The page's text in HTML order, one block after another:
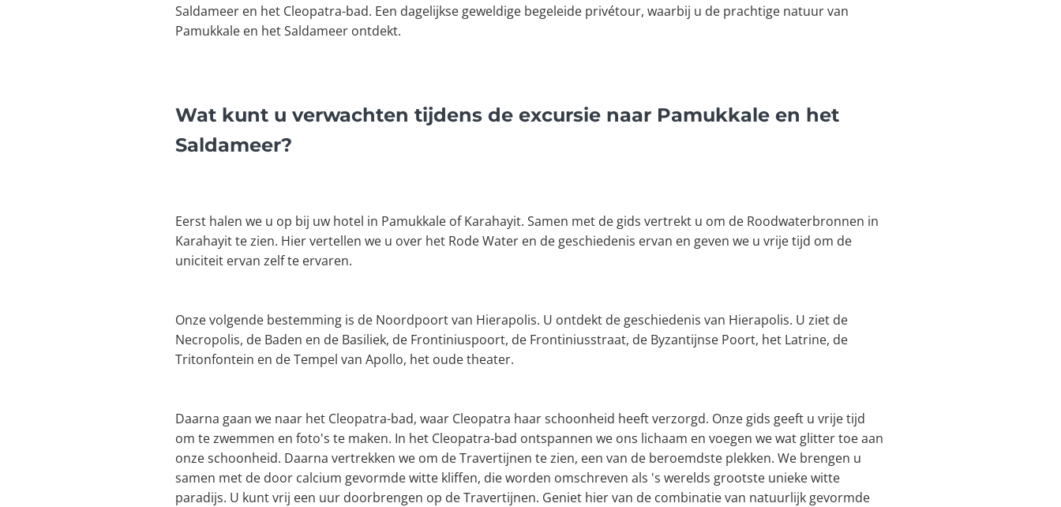
Saldameer en het Cleopatra-bad. Een dagelijkse geweldige begeleide privétour, waarbij u de prachtige natuur van
Pamukkale en het Saldameer ontdekt.
Wat kunt u verwachten tijdens de excursie naar Pamukkale en het
Saldameer?
Eerst halen we u op bij uw hotel in Pamukkale of Karahayit. Samen met de gids vertrekt u om de Roodwaterbronnen in
Karahayit te zien. Hier vertellen we u over het Rode Water en de geschiedenis ervan en geven we u vrije tijd om de
uniciteit ervan zelf te ervaren.
Onze volgende bestemming is de Noordpoort van Hierapolis. U ontdekt de geschiedenis van Hierapolis. U ziet de
Necropolis, de Baden en de Basiliek, de Frontiniuspoort, de Frontiniusstraat, de Byzantijnse Poort, het Latrine, de
Tritonfontein en de Tempel van Apollo, het oude theater.
Daarna gaan we naar het Cleopatra-bad, waar Cleopatra haar schoonheid heeft verzorgd. Onze gids geeft u vrije tijd
om te zwemmen en foto's te maken. In het Cleopatra-bad ontspannen we ons lichaam en voegen we wat glitter toe aan
onze schoonheid. Daarna vertrekken we om de Travertijnen te zien, een van de beroemdste plekken. We brengen u
samen met de door calcium gevormde witte kliffen, die worden omschreven als 's werelds grootste unieke witte
paradijs. U kunt vrij een uur doorbrengen op de Travertijnen. Geniet hier van de combinatie van natuurlijk gevormde